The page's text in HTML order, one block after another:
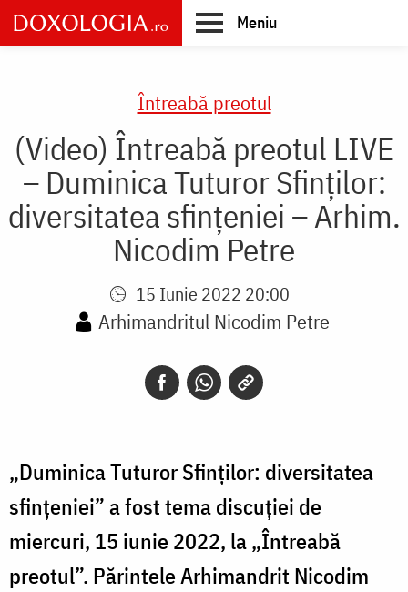
Skip
to
main
Meniu
Întreabă preotul
(Video) Întreabă preotul LIVE
– Duminica Tuturor Sfinților:
diversitatea sfințeniei – Arhim.
Nicodim Petre
15 Iunie 2022 20:00
Arhimandritul Nicodim Petre
„Duminica Tuturor Sfinților: diversitatea
sfințeniei” a fost tema discuției de
miercuri, 15 iunie 2022, la „Întreabă
preotul”. Părintele Arhimandrit Nicodim